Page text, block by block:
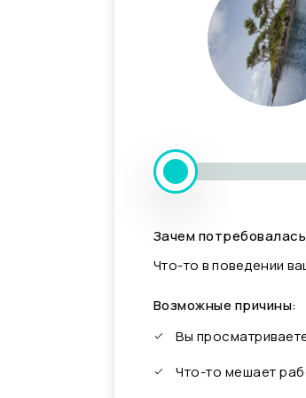
Зачем
Что-то в поведении
Возможные причины:
Вы
Что-то мешает